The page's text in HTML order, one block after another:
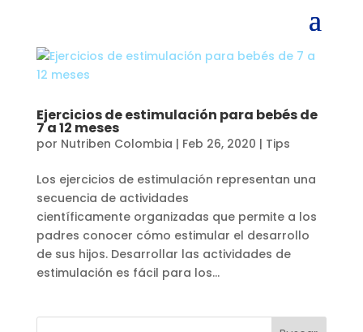
Ejercicios de estimulación para bebés de
7 a 12 meses
por Nutriben Colombia | Feb 26, 2020 | Tips
Los ejercicios de estimulación representan una
secuencia de actividades
científicamente organizadas que permite a los
padres conocer cómo estimular el desarrollo
de sus hijos. Desarrollar las actividades de
estimulación es fácil para los...